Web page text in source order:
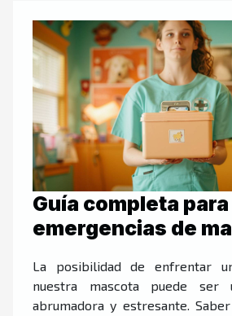
Guía completa
emergencias de
La posibilidad de enfrentar
nuestra mascota puede ser
abrumadora y estresante.